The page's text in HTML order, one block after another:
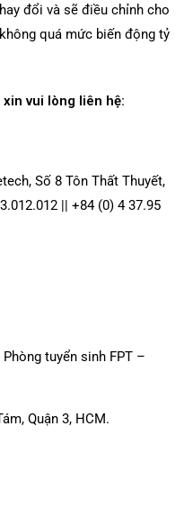
đổi và sẽ điều chỉnh cho
quá mức biến động tỷ
vui lòng liên hệ:
Số 8 Tôn Thất Thuyết,
|| +84 (0) 4 37.95
Phòng tuyển sinh FPT –
Quận 3, HCM.